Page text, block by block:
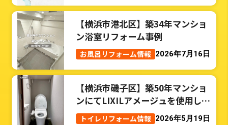
【横浜市港北区】築34年マンショ
ン浴室リフォーム事例
お風呂リフォーム情報 2026年7月16日
【横浜市磯子区】築50年マンショ
ンにてLIXILアメージュを使用した
トイレリフォーム事例
トイレリフォーム情報 2026年5月19日